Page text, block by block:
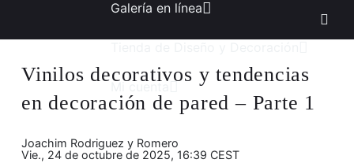
Galería en línea
Vinilos decorativos y tendencias
en decoración de pared – Parte 1
Joachim Rodriguez y Romero
Vie., 24 de octubre de 2025, 16:39 CEST